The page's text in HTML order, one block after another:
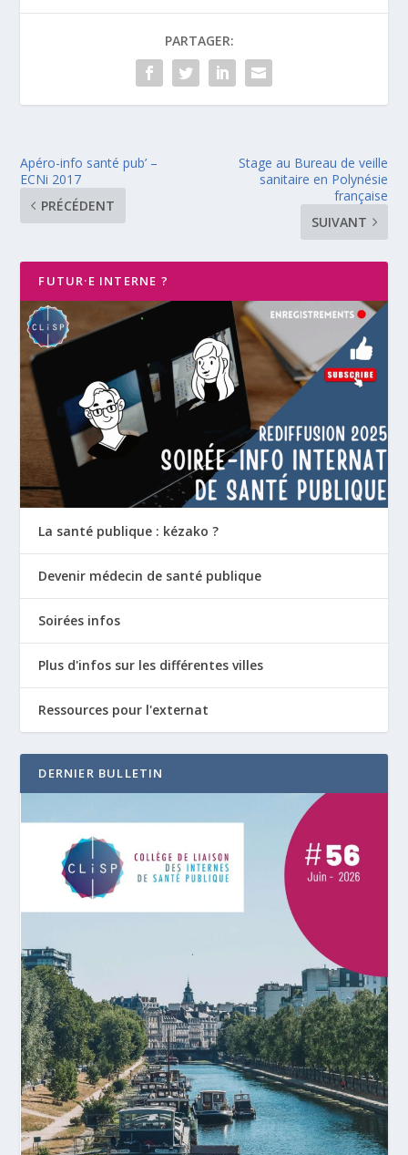
PARTAGER:
Apéro-info santé pub’ –
ECNi 2017
PRÉCÉDENT
Stage au Bureau de veille
sanitaire en Polynésie
française
SUIVANT
FUTUR·E INTERNE ?
La santé publique : kézako ?
Devenir médecin de santé publique
Soirées infos
Plus d'infos sur les différentes villes
Ressources pour l'externat
DERNIER BULLETIN